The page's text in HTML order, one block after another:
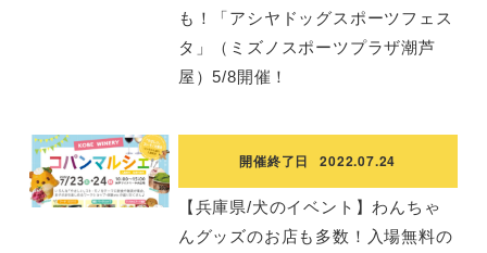
も！「アシヤドッグスポーツフェス
タ」（ミズノスポーツプラザ潮芦
屋）5/8開催！
開催終了日 2022.07.24
【兵庫県/犬のイベント】わんちゃ
んグッズのお店も多数！入場無料の